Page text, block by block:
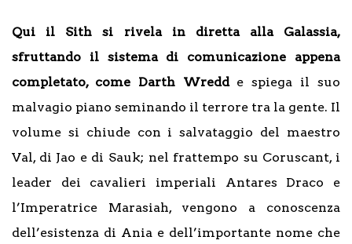
Qui il Sith si rivela in diretta alla Galassia,
sfruttando il sistema di comunicazione appena
completato, come Darth Wredde spiega il suo
malvagio piano seminando il terrore tra la gente. Il
volume si chiude con i salvataggio del maestro
Val, di Jao e di Sauk; nel frattempo su Coruscant, i
leader dei cavalieri imperiali Antares Draco e
l’Imperatrice Marasiah, vengono a conoscenza
dell’esistenza di Ania e dell’importante nome che